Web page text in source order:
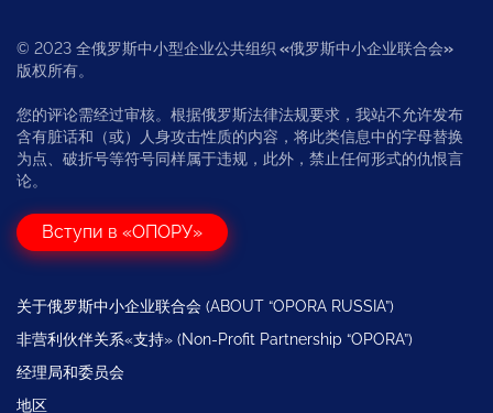
© 2023 全俄罗斯中小型企业公共组织 «俄罗斯中小企业联合会»
版权所有。
您的评论需经过审核。根据俄罗斯法律法规要求，我站不允许发布
含有脏话和（或）人身攻击性质的内容，将此类信息中的字母替换
为点、破折号等符号同样属于违规，此外，禁止任何形式的仇恨言
论。
Вступи в «ОПОРУ»
关于俄罗斯中小企业联合会 (ABOUT “OPORA RUSSIA”)
非营利伙伴关系«支持» (Non-Profit Partnership “OPORA”)
经理局和委员会
地区